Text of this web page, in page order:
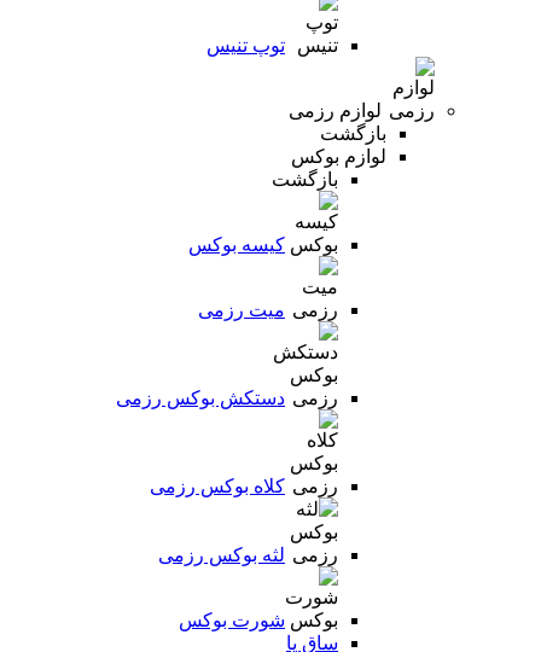
توپ تنیس
لوازم رزمی
بازگشت
لوازم بوکس
بازگشت
کیسه بوکس
میت رزمی
دستکش بوکس رزمی
کلاه بوکس رزمی
لثه بوکس رزمی
شورت بوکس
ساق پا